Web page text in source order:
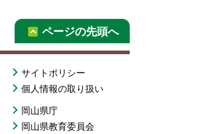
ページの先頭へ
サイトポリシー
個人情報の取り扱い
岡山県庁
岡山県教育委員会